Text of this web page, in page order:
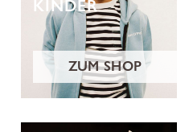
KINDER
ZUM SHOP